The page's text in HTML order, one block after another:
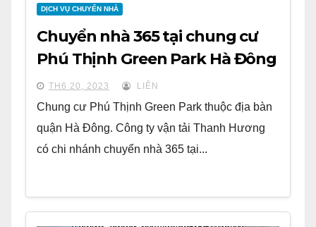
DỊCH VỤ CHUYỂN NHÀ
Chuyển nhà 365 tại chung cư
Phú Thịnh Green Park Hà Đông
TH6 20, 2023 LIÊN
Chung cư Phú Thịnh Green Park thuộc địa bàn
quận Hà Đông. Công ty vận tải Thanh Hương
có chi nhánh chuyển nhà 365 tại...